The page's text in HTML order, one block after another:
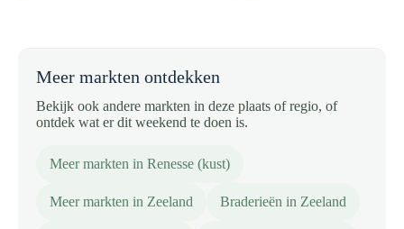
Meer markten ontdekken
Bekijk ook andere markten in deze plaats of regio, of
ontdek wat er dit weekend te doen is.
Meer markten in Renesse (kust)
Meer markten in Zeeland Braderieën in Zeeland